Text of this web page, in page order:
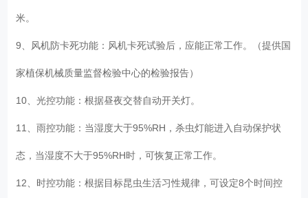
米。
9、风机防卡死功能：风机卡死试验后，应能正常工作。（提供国
家植保机械质量监督检验中心的检验报告）
10、光控功能：根据昼夜交替自动开关灯。
11、雨控功能：当湿度大于95%RH，杀虫灯能进入自动保护状
态，当湿度不大于95%RH时，可恢复正常工作。
12、时控功能：根据目标昆虫生活习性规律，可设定8个时间控